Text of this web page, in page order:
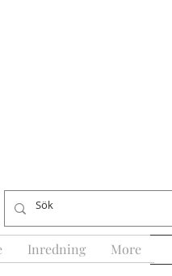
Inredning More